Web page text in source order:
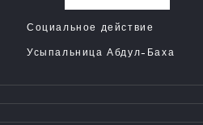
Социальное действие
Усыпальница Абдул-Баха